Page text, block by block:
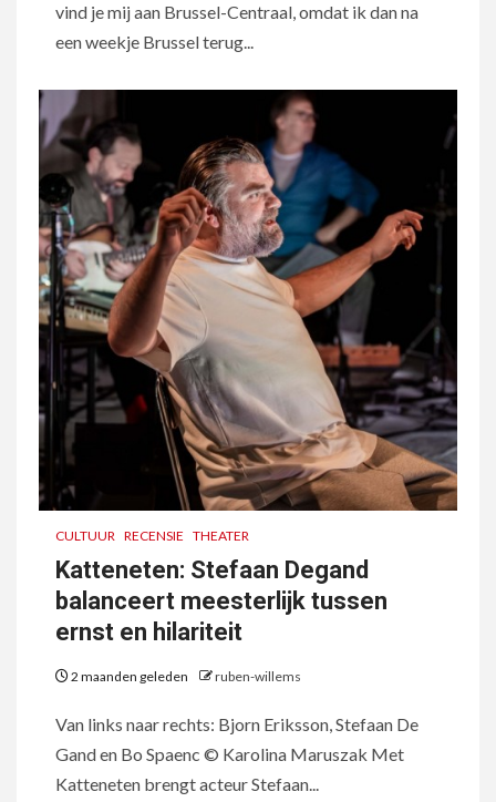
vind je mij aan Brussel-Centraal, omdat ik dan na
een weekje Brussel terug...
CULTUUR RECENSIE THEATER
Katteneten: Stefaan Degand
balanceert meesterlijk tussen
ernst en hilariteit
2 maanden geleden ruben-willems
Van links naar rechts: Bjorn Eriksson, Stefaan De
Gand en Bo Spaenc © Karolina Maruszak Met
Katteneten brengt acteur Stefaan...